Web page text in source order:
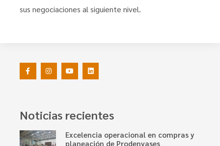
sus negociaciones al siguiente nivel.
Noticias recientes
Excelencia operacional en compras y
planeación de Prodenvases